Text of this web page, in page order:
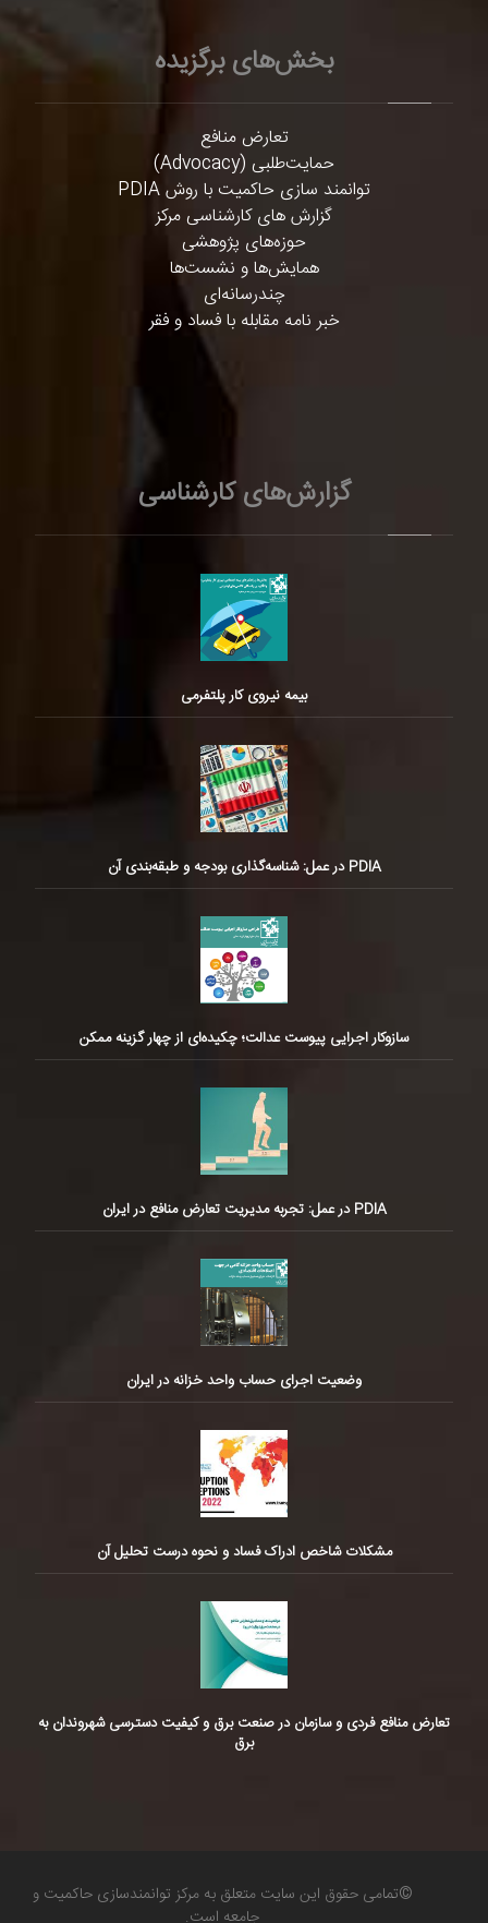
بخش‌های برگزیده
تعارض منافع
حمایت‌طلبی (Advocacy)
توانمند سازی حاکمیت با روش PDIA
گزارش های کارشناسی مرکز
حوزه‌های پژوهشی
همایش‌ها و نشست‌ها
چندرسانه‌ای
خبر نامه مقابله با فساد و فقر
گزارش‌های کارشناسی
بیمه نیروی کار پلتفرمی
PDIA در عمل: شناسه‌گذاری بودجه و طبقه‌بندی آن
سازوکار اجرایی پیوست عدالت؛ چکیده‌ای از چهار گزینه ممکن
PDIA در عمل: تجربه مدیریت تعارض منافع در ایران
وضعیت اجرای حساب واحد خزانه در ایران
مشکلات شاخص ادراک فساد و نحوه درست تحلیل آن
تعارض منافع فردی و سازمان در صنعت برق و کیفیت دسترسی شهروندان به
برق
©تمامی حقوق این سایت متعلق به مرکز توانمندسازی حاکمیت و